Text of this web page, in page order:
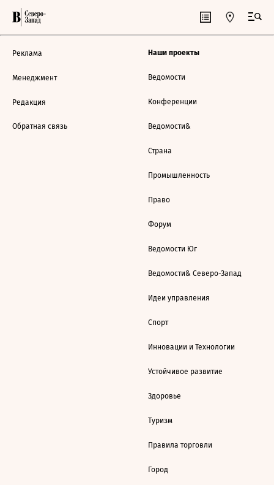
Реклама
Менеджмент
Редакция
Обратная связь
Наши проекты
Ведомости
Конференции
Ведомости&
Страна
Промышленность
Право
Форум
Ведомости Юг
Ведомости& Северо-Запад
Идеи управления
Спорт
Инновации и Технологии
Устойчивое развитие
Здоровье
Туризм
Правила торговли
Город